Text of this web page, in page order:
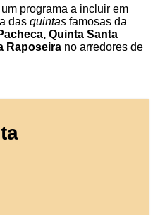
programa a incluir em
das quintas famosas da
Quinta Santa
Raposeira no arredores de